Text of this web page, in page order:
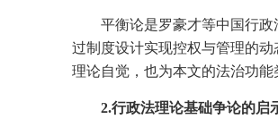
平衡论是罗豪才等中国行
过制度设计实现控权与管理的
理论自觉，也为本文的法治功能
2.行政法理论基础争论的启